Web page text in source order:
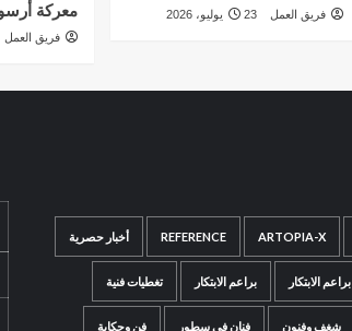
فريق العمل 23 يوليو، 2026
معركة
فريق العمل
ARTOPIA-X
REFERENCE أخبار حصرية
براعم الابتكار براعم الابتكار تغطيات فنية
شغف وفنون فنان في سطور فن وحكاية